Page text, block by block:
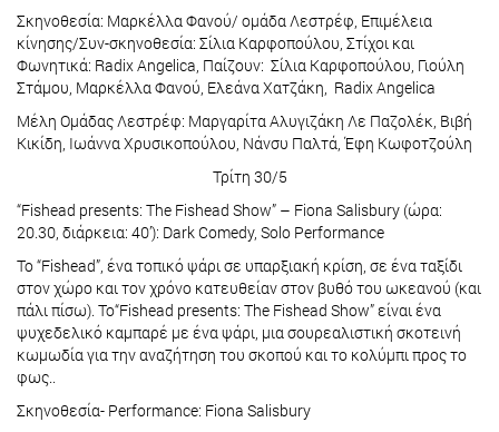
Σκηνοθεσία: Μαρκέλλα Φανού/ ομάδα Λεστρέφ, Επιμέλεια
κίνησης/Συν-σκηνοθεσία: Σίλια Καρφοπούλου, Στίχοι και
Φωνητικά: Radix Angelica, Παίζουν: Σίλια Καρφοπούλου, Γιούλη
Στάμου, Μαρκέλλα Φανού, Ελεάνα Χατζάκη, Radix Angelica
Μέλη Ομάδας Λεστρέφ: Μαργαρίτα Αλυγιζάκη Λε Παζολέκ, Βιβή
Κικίδη, Ιωάννα Χρυσικοπούλου, Νάνσυ Παλτά, Έφη Κωφοτζούλη
Τρίτη 30/5
“Fishead presents: The Fishead Show” – Fiona Salisbury (ώρα:
20.30, διάρκεια: 40’): Dark Comedy, Solo Performance
Το “Fishead”, ένα τοπικό ψάρι σε υπαρξιακή κρίση, σε ένα ταξίδι
στον χώρο και τον χρόνο κατευθείαν στον βυθό του ωκεανού (και
πάλι πίσω). Το“Fishead presents: The Fishead Show” είναι ένα
ψυχεδελικό καμπαρέ με ένα ψάρι, μια σουρεαλιστική σκοτεινή
κωμωδία για την αναζήτηση του σκοπού και το κολύμπι προς το
φως..
Σκηνοθεσία- Performance: Fiona Salisbury